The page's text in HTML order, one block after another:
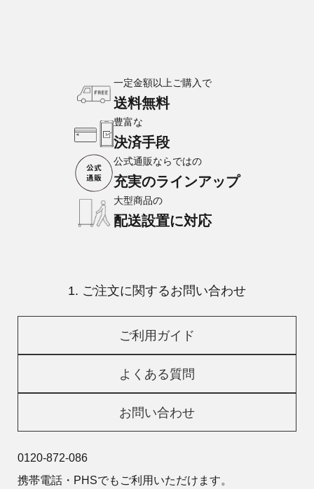
一定金額以上ご購入で
送料無料
豊富な
決済手段
公式通販ならではの
充実のラインアップ
大型商品の
配送設置に対応
1. ご注文に関するお問い合わせ
ご利用ガイド
よくある質問
お問い合わせ
0120-872-086
携帯電話・PHSでもご利用いただけます。